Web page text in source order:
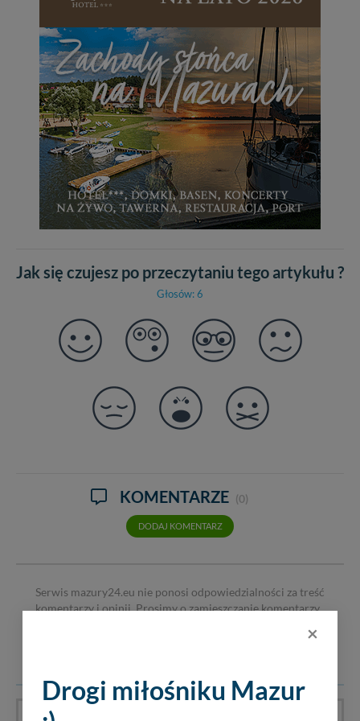
Jak się czujesz po przeczytaniu tego artykułu ?
Głosów: 6
KOMENTARZE (0)
DODAJ KOMENTARZ
Serwis mazury24.eu nie ponosi odpowiedzialności za treść
komentarzy i opinii. Prosimy o zamieszczanie komentarzy
tematem, wulgarne, obraźliwe, naruszające prawo będą×
Drogi miłośniku Mazur